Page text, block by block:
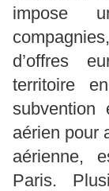
impose
d’offres
territoire
subvention
aérien pour
aérienne,
Paris.